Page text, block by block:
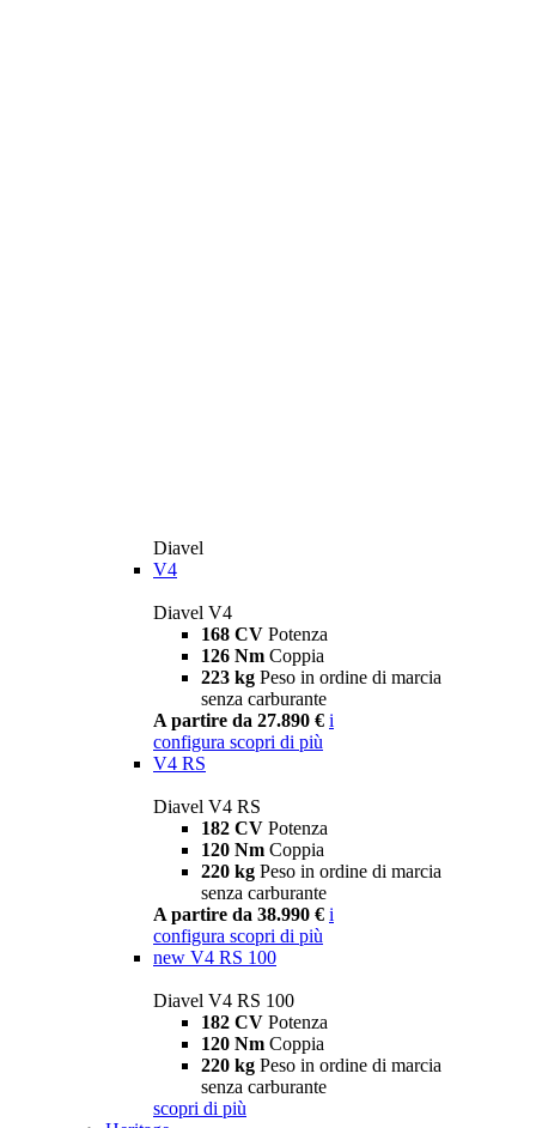
Diavel
V4
Diavel V4
168 CV Potenza
126 Nm Coppia
223 kg Peso in ordine di marcia
senza carburante
A partire da 27.890 € i
configura scopri di più
V4 RS
Diavel V4 RS
182 CV Potenza
120 Nm Coppia
220 kg Peso in ordine di marcia
senza carburante
A partire da 38.990 € i
configura scopri di più
new V4 RS 100
Diavel V4 RS 100
182 CV Potenza
120 Nm Coppia
220 kg Peso in ordine di marcia
senza carburante
scopri di più